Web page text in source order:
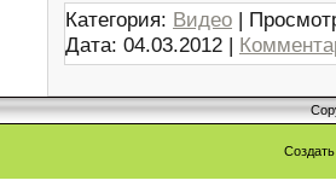
Категория: Видео |
Дата: 04.03.2012 |